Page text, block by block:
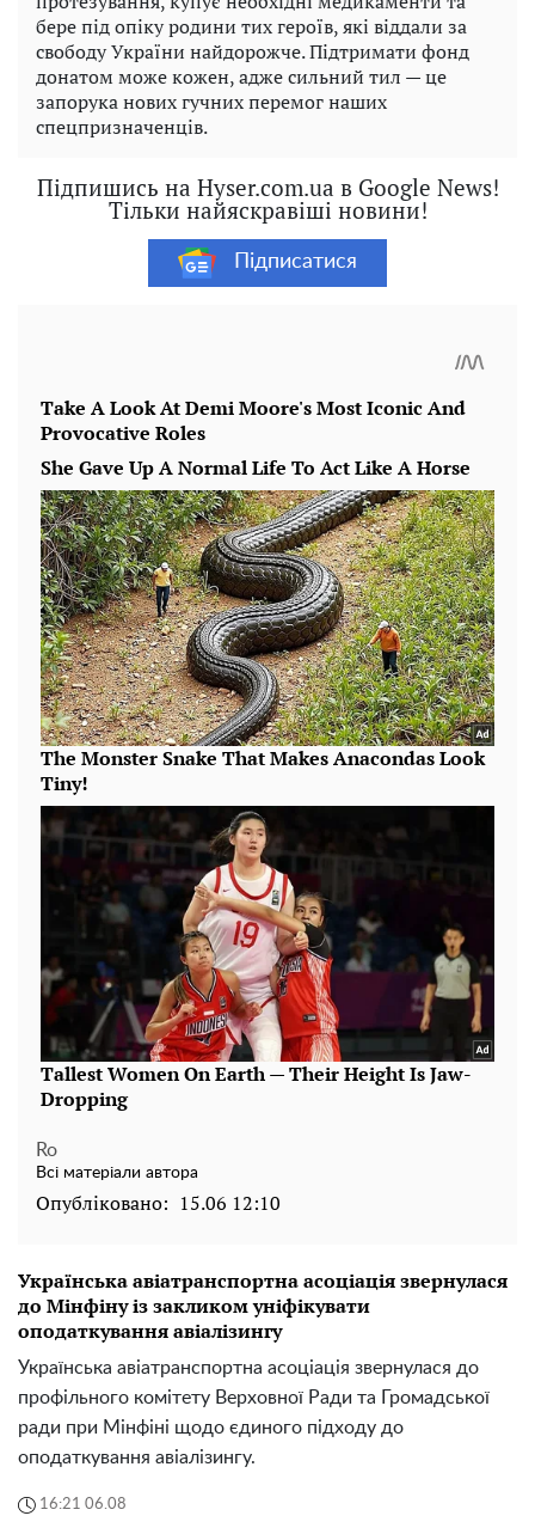
бере під опіку родини тих героїв, які віддали за
свободу України найдорожче. Підтримати фонд
донатом може кожен, адже сильний тил — це
запорука нових гучних перемог наших
спецпризначенців.
Підпишись на Hyser.com.ua в Google News!
Тільки найяскравіші новини!
Підписатися
Ro
Всі матеріали автора
Опубліковано: 15.06 12:10
Українська авіатранспортна асоціація звернулася
до Мінфіну із закликом уніфікувати
оподаткування авіалізингу
Українська авіатранспортна асоціація звернулася до
профільного комітету Верховної Ради та Громадської
ради при Мінфіні щодо єдиного підходу до
оподаткування авіалізингу.
16:21 06.08